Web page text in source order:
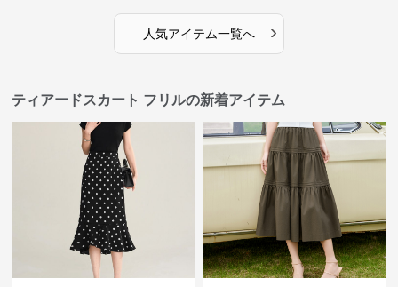
人気アイテム一覧へ ›
ティアードスカート フリルの新着アイテム